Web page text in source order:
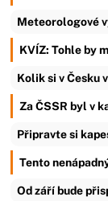
Meteorologové
KVÍZ: Tohle by
Kolik si v Česku
Za ČSSR byl v
Připravte si
Tento
Od září bude